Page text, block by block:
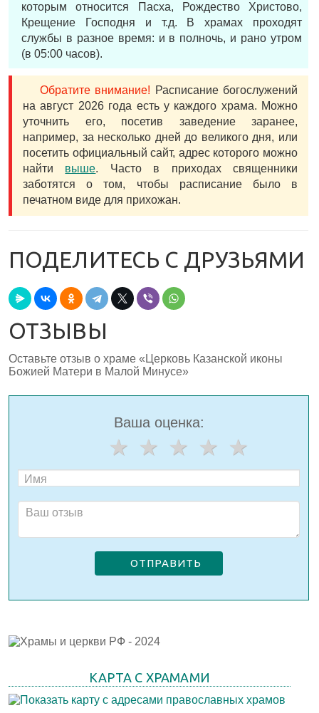
которым относится Пасха, Рождество Христово,
Крещение Господня и т.д. В храмах проходят
службы в разное время: и в полночь, и рано утром
(в 05:00 часов).
Обратите внимание! Расписание богослужений
на август 2026 года есть у каждого храма. Можно
уточнить его, посетив заведение заранее,
например, за несколько дней до великого дня, или
посетить официальный сайт, адрес которого можно
найти выше. Часто в приходах священники
заботятся о том, чтобы расписание было в
печатном виде для прихожан.
ПОДЕЛИТЕСЬ С ДРУЗЬЯМИ
ОТЗЫВЫ
Оставьте отзыв о храме «Церковь Казанской иконы
Божией Матери в Малой Минусе»
Ваша оценка:
ОТПРАВИТЬ
КАРТА С ХРАМАМИ